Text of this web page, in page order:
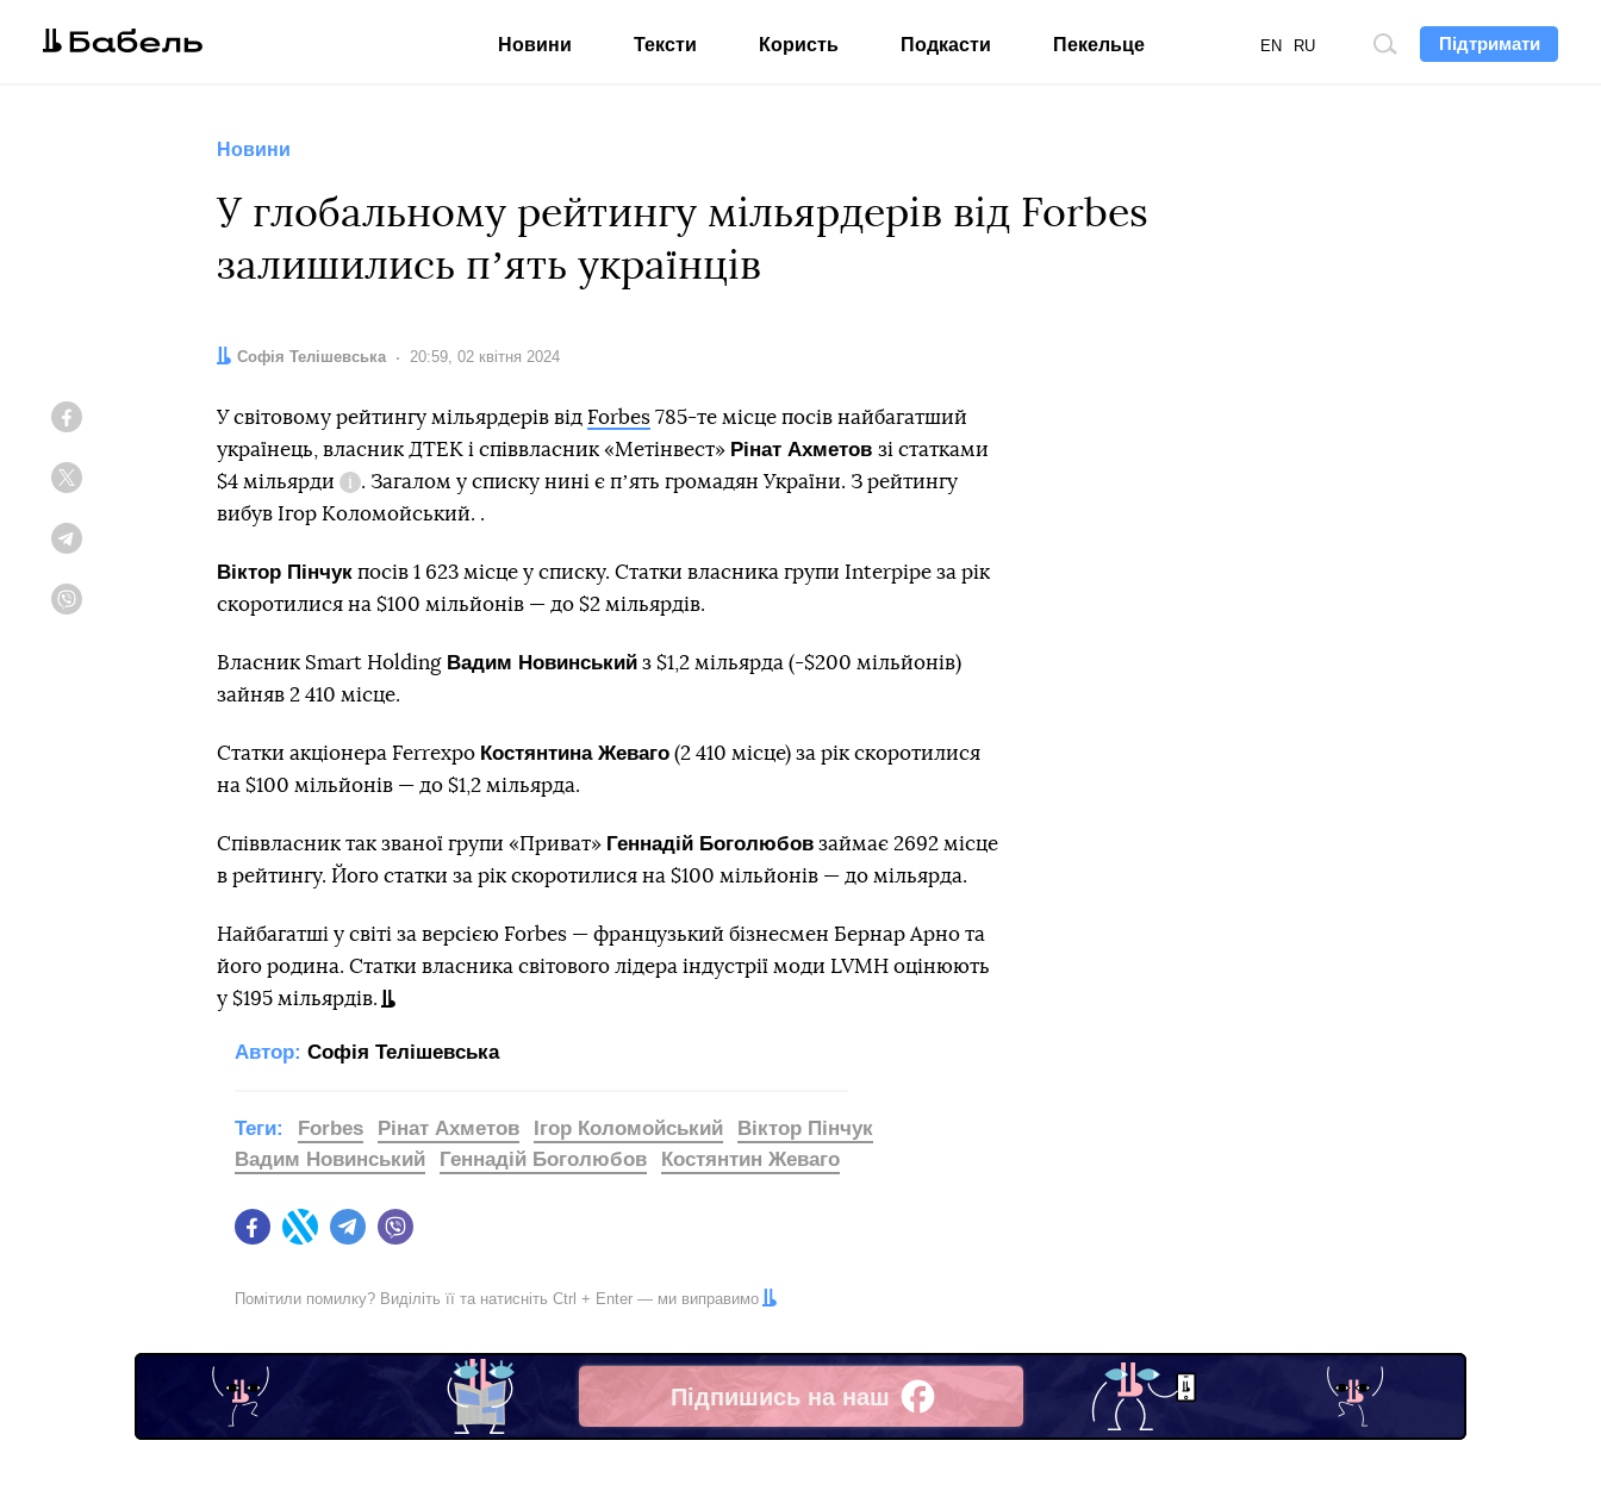
Підтримати
Пошук
EN RU
Новини Тексти Користь Подкасти Пекельце
Новини
У глобальному рейтингу мільярдерів від Forbes
залишились пʼять українців
Автор:
Софія Телішевська Дата:
20:59, 02 квітня 2024
У світовому рейтингу мільярдерів від Forbes 785-те місце посів найбагатший
українець, власник ДТЕК і співвласник «Метінвест» Рінат Ахметов зі статками
$4 мільярди
Довідка
. Загалом у списку нині є пʼять громадян України. З рейтингу
вибув Ігор Коломойський. .
Віктор Пінчук посів 1 623 місце у списку. Cтатки власника групи Interpipe за рік
скоротилися на $100 мільйонів — до $2 мільярдів.
Власник Smart HoldingВадим Новинський з $1,2 мільярда (-$200 мільйонів)
зайняв 2 410 місце.
Статки акціонера Ferrexpo Костянтина Жеваго (2 410 місце) за рік скоротилися
на $100 мільйонів — до $1,2 мільярда.
Співвласник так званої групи «Приват» Геннадій Боголюбов займає 2692 місце
в рейтингу. Його статки за рік скоротилися на $100 мільйонів — до мільярда.
Найбагатші у світі за версією Forbes — французький бізнесмен Бернар Арно та
його родина. Статки власника світового лідера індустрії моди LVMH оцінюють
у $195 мільярдів.
Автор: Софія Телішевська
FacebookTwitter Telegram
Теги: Forbes Рінат Ахметов Ігор Коломойський
Віктор Пінчук
Вадим Новинський
Геннадій Боголюбов Костянтин Жеваго
Помітили помилку? Виділіть її та натисніть Ctrl + Enter — ми виправимо
Підпишись на наш
Facebook